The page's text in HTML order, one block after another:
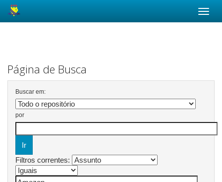
Página de Busca
Buscar em:
por
Filtros correntes: